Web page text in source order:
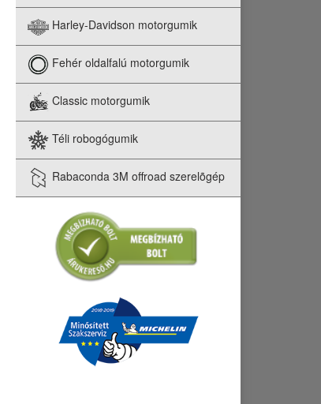
Harley-Davidson motorgumik
Fehér oldalfalú motorgumik
Classic motorgumik
Téli robogógumik
Rabaconda 3M offroad szerelõgép